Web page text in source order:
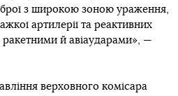
з широкою зоною ураження,
артилерії та реактивних
й авіаударами», —
верховного комісара